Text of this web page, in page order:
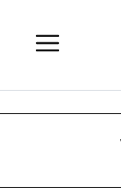
Menu